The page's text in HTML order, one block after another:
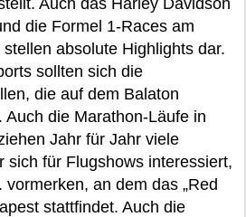
Auch das Harley Davidson
die Formel 1-Races am
absolute Highlights dar.
sollten sich die
die auf dem Balaton
die Marathon-Läufe in
Jahr für Jahr viele
sich für Flugshows interessiert,
an dem das „Red
stattfindet. Auch die